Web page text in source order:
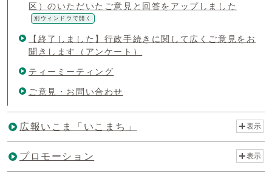
区）のいただいたご意見と回答をアップしました
別ウィンドウで開く
【終了しました】行政手続きに関して広くご意見をお
聞きします（アンケート）
ティーミーティング
ご意見・お問い合わせ
広報いこま「いこまち」 表示
プロモーション 表示